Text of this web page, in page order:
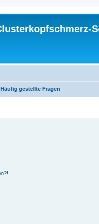
Häufig gestellte Fragen